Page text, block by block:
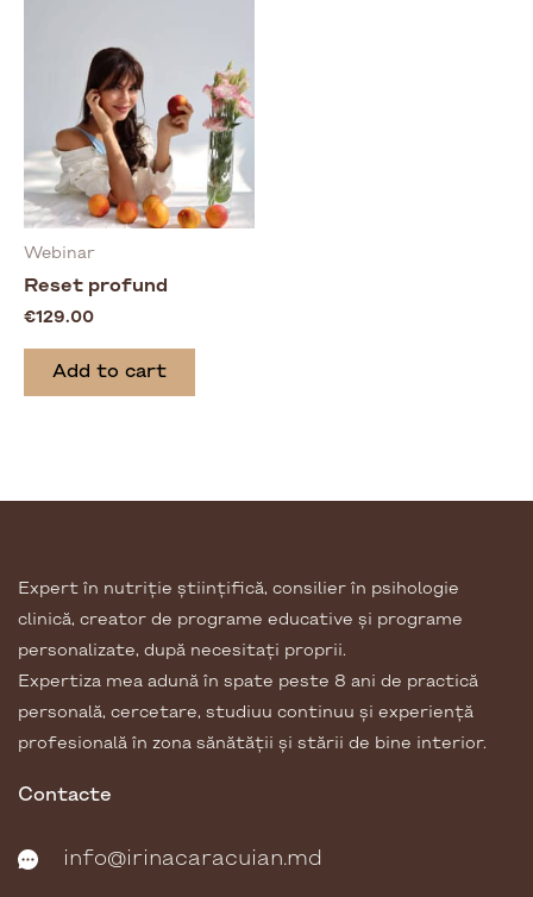
Webinar
Reset profund
€129.00
Add to cart
Expert în nutriție științifică, consilier în psihologie
clinică, creator de programe educative și programe
personalizate, după necesitați proprii.
Expertiza mea adună în spate peste 8 ani de practică
personală, cercetare, studiuu continuu și experiență
profesională în zona sănătății și stării de bine interior.
Contacte
info@irinacaracuian.md